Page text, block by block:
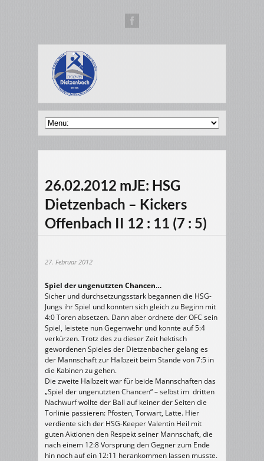
26.02.2012 mJE: HSG
Dietzenbach – Kickers
Offenbach II 12 : 11 (7 : 5)
27. Februar 2012
Spiel der ungenutzten Chancen…
Sicher und durchsetzungsstark begannen die HSG-
Jungs ihr Spiel und konnten sich gleich zu Beginn mit
4:0 Toren absetzen. Dann aber ordnete der OFC sein
Spiel, leistete nun Gegenwehr und konnte auf 5:4
verkürzen. Trotz des zu dieser Zeit hektisch
gewordenen Spieles der Dietzenbacher gelang es
der Mannschaft zur Halbzeit beim Stande von 7:5 in
die Kabinen zu gehen.
Die zweite Halbzeit war für beide Mannschaften das
„Spiel der ungenutzten Chancen“ – selbst im dritten
Nachwurf wollte der Ball auf keiner der Seiten die
Torlinie passieren: Pfosten, Torwart, Latte. Hier
verdiente sich der HSG-Keeper Valentin Heil mit
guten Aktionen den Respekt seiner Mannschaft, die
nach einem 12:8 Vorsprung den Gegner zum Ende
hin noch auf ein 12:11 herankommen lassen musste.